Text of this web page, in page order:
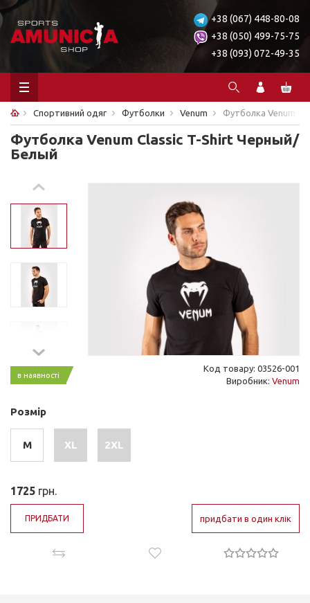
+38 (067) 448-80-08
+38 (050) 499-75-75
+38 (093) 072-49-35
Спортивний одяг Футболки Venum Футболка Venum
Футболка Venum Classic T-Shirt Черный/
Белый
в наявності
Код товару: 03526-001
Виробник: Venum
Розмір
M XL 2XL
1725 грн.
ПРИДБАТИ придбати в один клік